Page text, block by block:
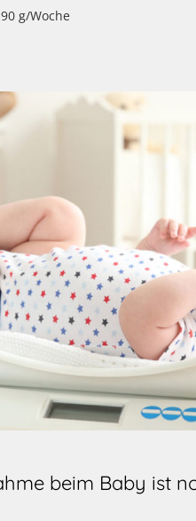
g/Woche
beim Baby ist